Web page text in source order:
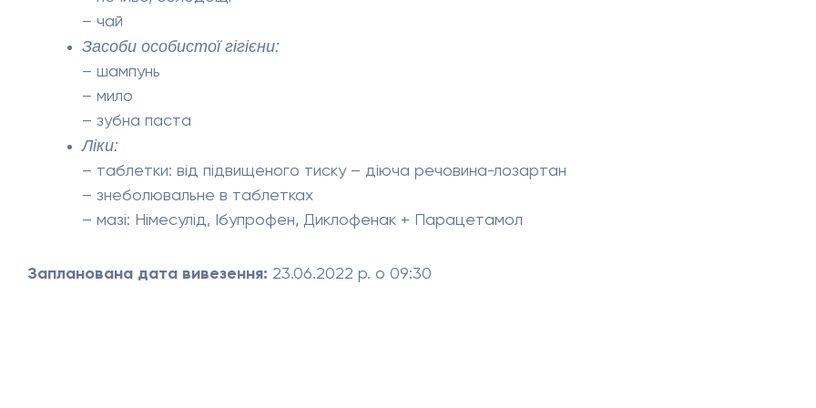
– чай
Засоби особистої гігієни:
– шампунь
– мило
– зубна паста
Ліки:
– таблетки: від підвищеного тиску – діюча речовина-лозартан
– знеболювальне в таблетках
– мазі: Німесулід, Ібупрофен, Диклофенак + Парацетамол
Запланована дата вивезення: 23.06.2022 р. о 09:30